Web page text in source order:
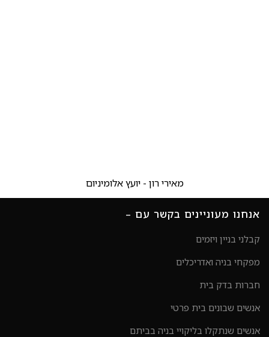
מאירי רון - יועץ אלומיניום
אנחנו מעוניינים בקשר עם –
קבלני בניין ויזמים
מפקחי בניה ואדריכלים
חברות בדק בית
אנשים שבונים בית פרטי
אנשים שנתקלו בליקויי בניה בביתם